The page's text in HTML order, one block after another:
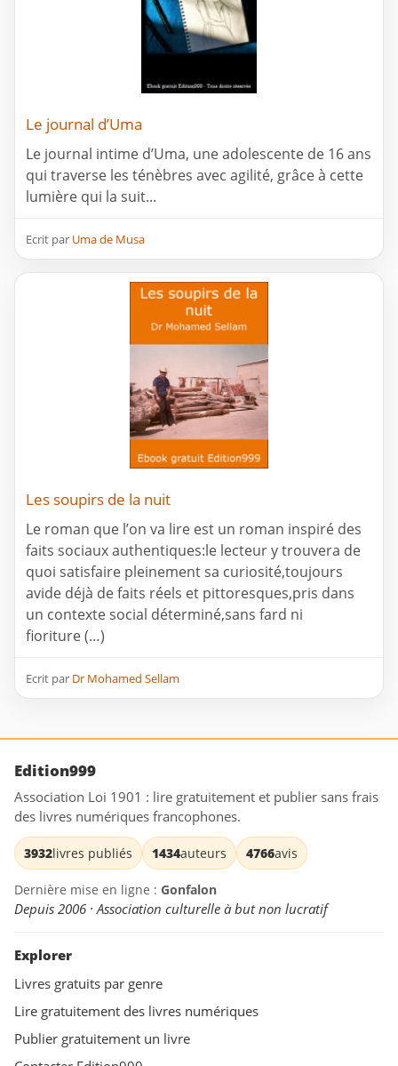
Le journal d’Uma
Le journal intime d’Uma, une adolescente de 16 ans
qui traverse les ténèbres avec agilité, grâce à cette
lumière qui la suit...
Ecrit par Uma de Musa
Les soupirs de la nuit
Le roman que l’on va lire est un roman inspiré des
faits sociaux authentiques:le lecteur y trouvera de
quoi satisfaire pleinement sa curiosité,toujours
avide déjà de faits réels et pittoresques,pris dans
un contexte social déterminé,sans fard ni
fioriture (…)
Ecrit par Dr Mohamed Sellam
Edition999
Association Loi 1901 : lire gratuitement et publier sans frais
des livres numériques francophones.
3932livres publiés 1434auteurs 4766avis
Dernière mise en ligne : Gonfalon
Depuis 2006 · Association culturelle à but non lucratif
Explorer
Livres gratuits par genre
Lire gratuitement des livres numériques
Publier gratuitement un livre